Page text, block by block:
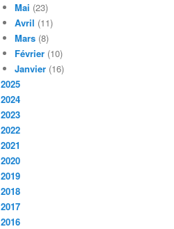
Mai (23)
Avril (11)
Mars (8)
Février (10)
Janvier (16)
2025
2024
2023
2022
2021
2020
2019
2018
2017
2016